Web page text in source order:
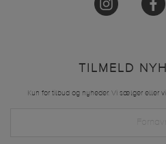
TILMELD
Kun for tilbud og nyheder. Vi sælger eller